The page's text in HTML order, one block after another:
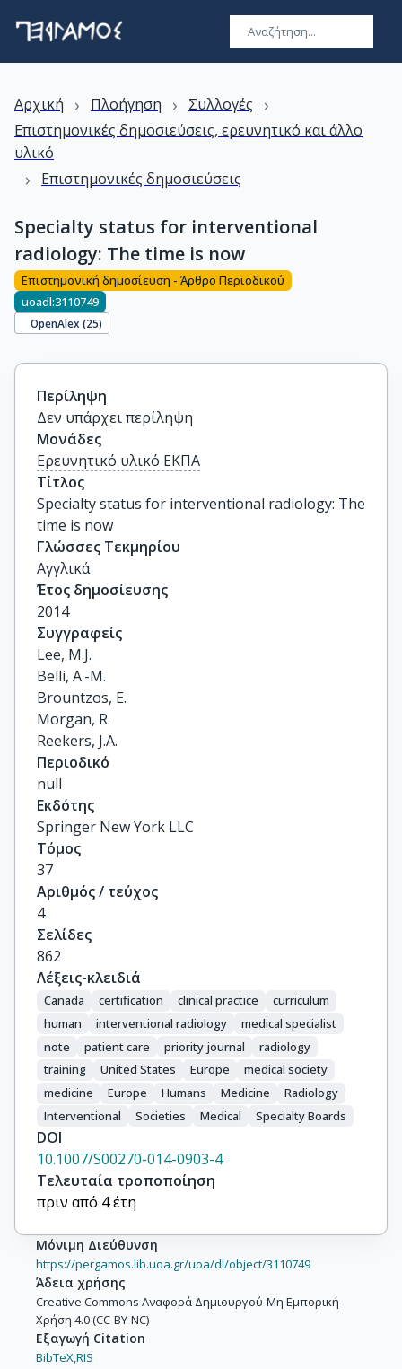
Αρχική › Πλοήγηση › Συλλογές ›
Επιστημονικές δημοσιεύσεις, ερευνητικό και άλλο
υλικό
› Επιστημονικές δημοσιεύσεις
Specialty status for interventional
radiology: The time is now
Επιστημονική δημοσίευση - Άρθρο Περιοδικού
uoadl:3110749
OpenAlex (25)
Περίληψη
Δεν υπάρχει περίληψη
Μονάδες
Ερευνητικό υλικό ΕΚΠΑ
Τίτλος
Specialty status for interventional radiology: The
time is now
Γλώσσες Τεκμηρίου
Αγγλικά
Έτος δημοσίευσης
2014
Συγγραφείς
Lee, M.J.
Belli, A.-M.
Brountzos, E.
Morgan, R.
Reekers, J.A.
Περιοδικό
null
Εκδότης
Springer New York LLC
Τόμος
37
Αριθμός / τεύχος
4
Σελίδες
862
Λέξεις-κλειδιά
Canada certification clinical practice
curriculum
human
interventional radiology
medical specialist
note
patient care priority journal
radiology
training
United States Europe
medical society
medicine
Europe Humans Medicine
Radiology
Interventional
Societies Medical Specialty Boards
DOI
10.1007/S00270-014-0903-4
Τελευταία τροποποίηση
πριν από 4 έτη
Μόνιμη Διεύθυνση
https://pergamos.lib.uoa.gr/uoa/dl/object/3110749
Άδεια χρήσης
Creative Commons Αναφορά Δημιουργού-Μη Εμπορική
Χρήση 4.0 (CC-BY-NC)
Εξαγωγή Citation
BibTeX,RIS